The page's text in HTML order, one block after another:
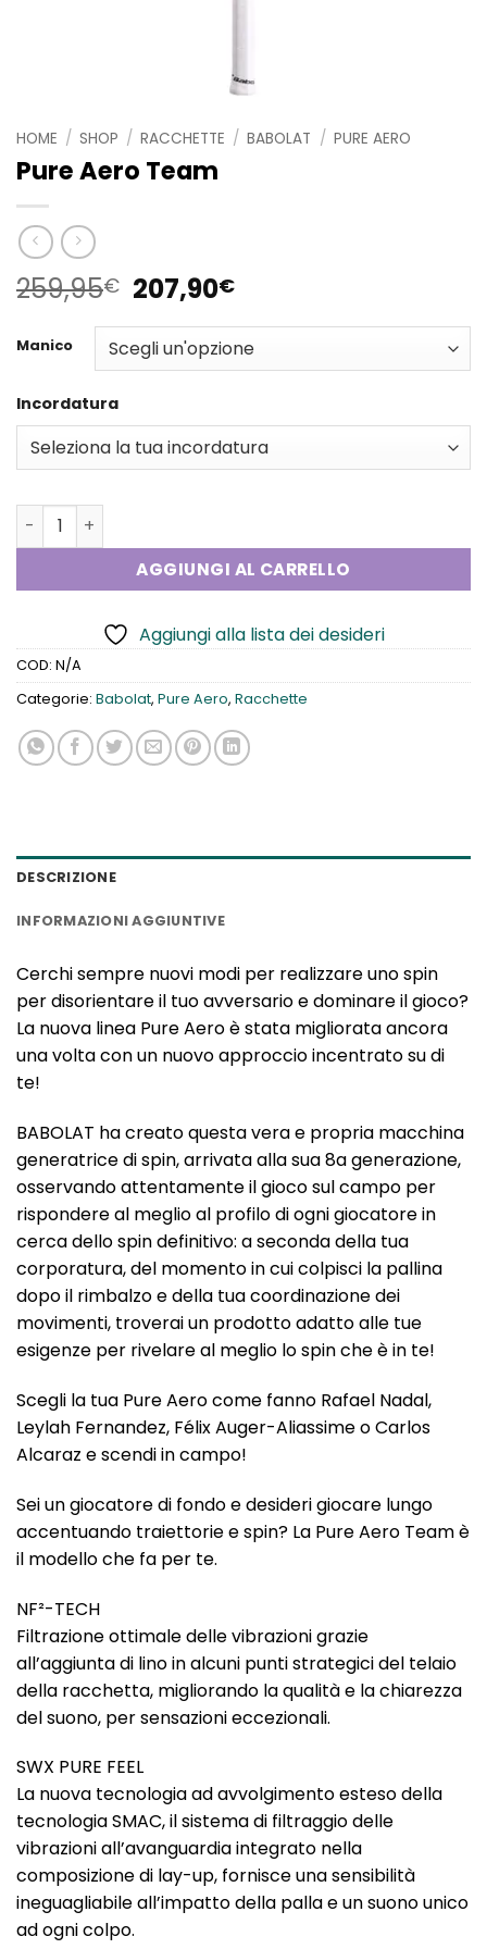
HOME / SHOP / RACCHETTE / BABOLAT / PURE AERO
Pure Aero Team
259,95€ Il
originale
era:
207,90€Il
attuale
è:
Manico
Incordatura
Pure Aero Team quantità
AGGIUNGI AL CARRELLO
Aggiungi alla lista dei desideri
COD: N/A
Categorie: Babolat, Pure Aero, Racchette
DESCRIZIONE
INFORMAZIONI AGGIUNTIVE
Cerchi sempre nuovi modi per realizzare uno spin
per disorientare il tuo avversario e dominare il gioco?
La nuova linea Pure Aero è stata migliorata ancora
una volta con un nuovo approccio incentrato su di
te!
BABOLAT ha creato questa vera e propria macchina
generatrice di spin, arrivata alla sua 8a generazione,
osservando attentamente il gioco sul campo per
rispondere al meglio al profilo di ogni giocatore in
cerca dello spin definitivo: a seconda della tua
corporatura, del momento in cui colpisci la pallina
dopo il rimbalzo e della tua coordinazione dei
movimenti, troverai un prodotto adatto alle tue
esigenze per rivelare al meglio lo spin che è in te!
Scegli la tua Pure Aero come fanno Rafael Nadal,
Leylah Fernandez, Félix Auger-Aliassime o Carlos
Alcaraz e scendi in campo!
Sei un giocatore di fondo e desideri giocare lungo
accentuando traiettorie e spin? La Pure Aero Team è
il modello che fa per te.
NF²-TECH
Filtrazione ottimale delle vibrazioni grazie
all’aggiunta di lino in alcuni punti strategici del telaio
della racchetta, migliorando la qualità e la chiarezza
del suono, per sensazioni eccezionali.
SWX PURE FEEL
La nuova tecnologia ad avvolgimento esteso della
tecnologia SMAC, il sistema di filtraggio delle
vibrazioni all’avanguardia integrato nella
composizione di lay-up, fornisce una sensibilità
ineguagliabile all’impatto della palla e un suono unico
ad ogni colpo.